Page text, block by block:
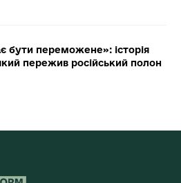
бути переможене»: історія
пережив російський полон